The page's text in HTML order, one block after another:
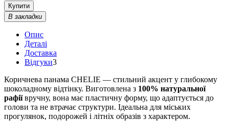
Купити
В закладки
Опис
Деталі
Доставка
Відгуки3
Коричнева панама CHELIE — стильний акцент у глибокому
шоколадному відтінку. Виготовлена з 100% натуральної
рафіївручну, вона має пластичну форму, що адаптується до
голови та не втрачає структури. Ідеальна для міських
прогулянок, подорожей і літніх образів з характером.